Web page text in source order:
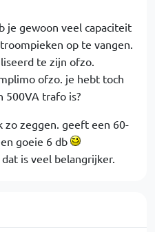
je gewoon veel capaciteit
op te vangen.
te zijn ofzo.
ofzo. je hebt toch
500VA trafo is?
zo zeggen. geeft een 60-
goeie 6 db
is veel belangrijker.